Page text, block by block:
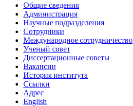
Общие сведения
Администрация
Научные подразделения
Сотрудники
Международное сотрудничество
Ученый совет
Диссертационные советы
Вакансии
История института
Ссылки
Адрес
English